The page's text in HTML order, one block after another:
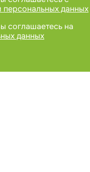
персональных данных
соглашаетесь на
данных